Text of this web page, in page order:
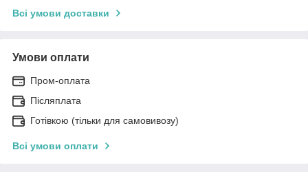
Всі умови доставки
Умови оплати
Пром-оплата
Післяплата
Готівкою (тільки для самовивозу)
Всі умови оплати